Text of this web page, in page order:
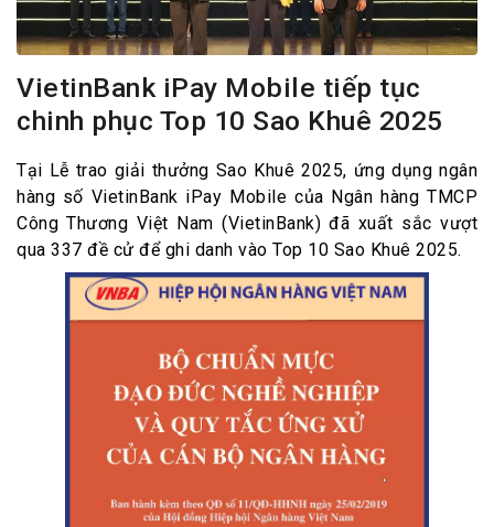
VietinBank iPay Mobile tiếp tục
chinh phục Top 10 Sao Khuê 2025
Tại Lễ trao giải thưởng Sao Khuê 2025, ứng dụng ngân
hàng số VietinBank iPay Mobile của Ngân hàng TMCP
Công Thương Việt Nam (VietinBank) đã xuất sắc vượt
qua 337 đề cử để ghi danh vào Top 10 Sao Khuê 2025.